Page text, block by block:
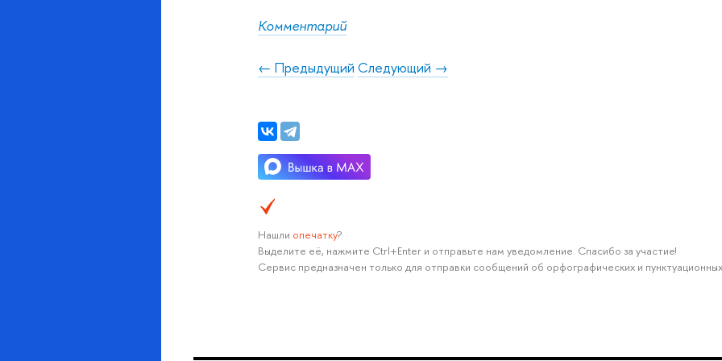
Комментарий
← Предыдущий Следующий →
Нашли опечатку?
Выделите её, нажмите Ctrl+Enter и отправьте нам уведомление. Спасибо за участие!
Сервис предназначен только для отправки сообщений об орфографических и